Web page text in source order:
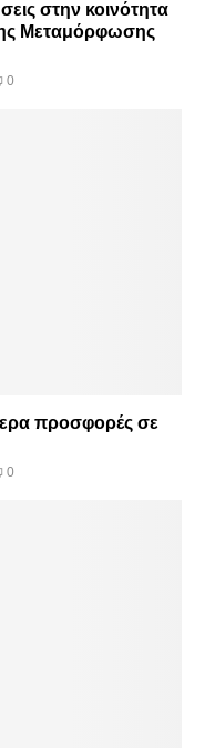
στην κοινότητα
Μεταμόρφωσης
0
προσφορές σε
0